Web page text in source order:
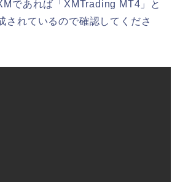
であれば「XMTrading MT4」と
されているので確認してくださ